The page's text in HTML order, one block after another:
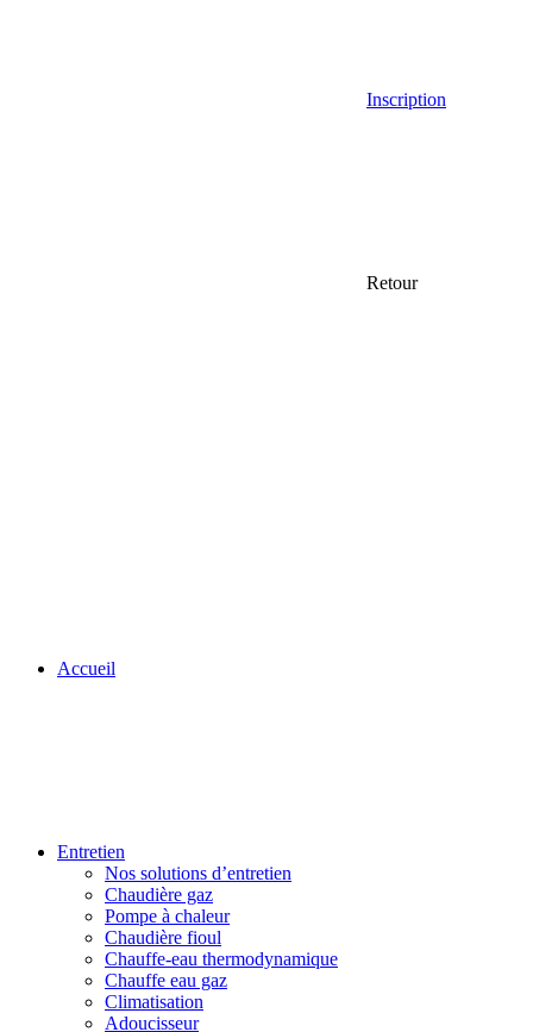
Inscription
Retour
Accueil
Entretien
Nos solutions d’entretien
Chaudière gaz
Pompe à chaleur
Chaudière fioul
Chauffe-eau thermodynamique
Chauffe eau gaz
Climatisation
Adoucisseur